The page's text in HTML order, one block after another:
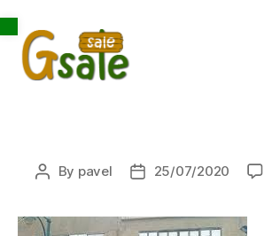
Open toolbar
Post
By pavel
Post25/07/2020